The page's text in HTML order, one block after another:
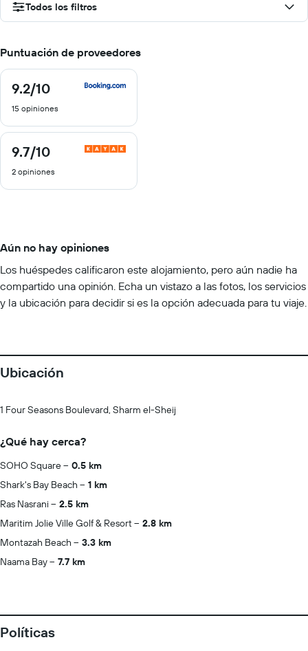
Todos los filtros
Puntuación de proveedores
9.2/10
9.2
10
15 opiniones
9.7/10
9.7
10
2 opiniones
Aún no hay opiniones
Los huéspedes calificaron este alojamiento, pero aún nadie ha
compartido una opinión. Echa un vistazo a las fotos, los servicios
y la ubicación para decidir si es la opción adecuada para tu viaje.
Ubicación
1 Four Seasons Boulevard, Sharm el-Sheij
¿Qué hay cerca?
SOHO Square
0.5 km
Shark's Bay Beach
1 km
Ras Nasrani
2.5 km
Maritim Jolie Ville Golf & Resort
2.8 km
Montazah Beach
3.3 km
Naama Bay
7.7 km
Políticas